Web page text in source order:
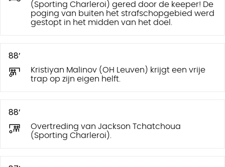
(Sporting Charleroi) gered door de keeper! De
poging van buiten het strafschopgebied werd
gestopt in het midden van het doel.
88’
Kristiyan Malinov (OH Leuven) krijgt een vrije
trap op zijn eigen helft.
88’
Overtreding van Jackson Tchatchoua
(Sporting Charleroi).